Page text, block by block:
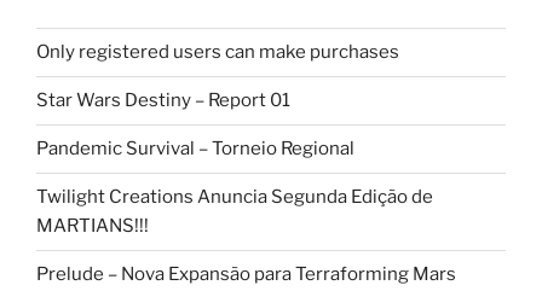
Only registered users can make purchases
Star Wars Destiny – Report 01
Pandemic Survival – Torneio Regional
Twilight Creations Anuncia Segunda Edição de
MARTIANS!!!
Prelude – Nova Expansão para Terraforming Mars